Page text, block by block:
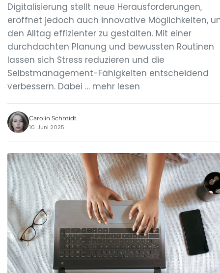
Digitalisierung stellt neue Herausforderungen,
eröffnet jedoch auch innovative Möglichkeiten,
den Alltag effizienter zu gestalten. Mit einer
durchdachten Planung und bewussten Routinen
lassen sich Stress reduzieren und die
Selbstmanagement-Fähigkeiten entscheidend
verbessern. Dabei … mehr lesen
Carolin Schmidt
10. Juni 2025